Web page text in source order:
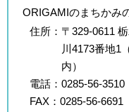
ORIGAMIのまちかみ
住所： 〒329-0611
川4173番地1
内）
電話： 0285-56-3510
FAX： 0285-56-6691